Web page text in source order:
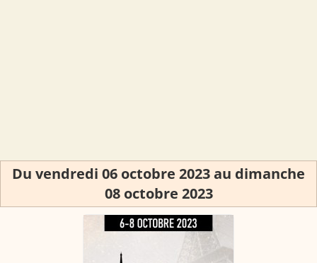
Du vendredi 06 octobre 2023 au dimanche
08 octobre 2023